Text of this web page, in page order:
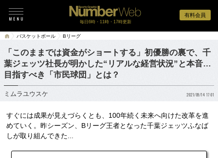
有料会員
毎日6時・11時・17時更新
バスケットボール Bリーグ
「このままでは資金がショートする」初優勝の裏で、千
葉ジェッツ社長が明かした“リアルな経営状況”と本音…
目指すべき「市民球団」とは？
ミムラユウスケ 2021/09/14 17:01
すぐには成果が見えづらくとも、100年続く未来へ向けた改革を進
めていく。昨シーズン、Bリーグ王者となった千葉ジェッツふなば
しが取り組んできた...